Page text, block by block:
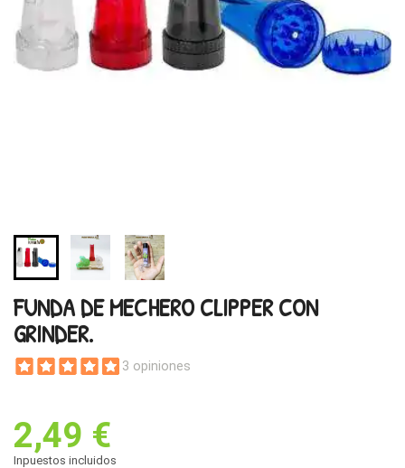
FUNDA DE MECHERO CLIPPER CON
GRINDER.
3 opiniones
2,49 €
Inpuestos incluidos